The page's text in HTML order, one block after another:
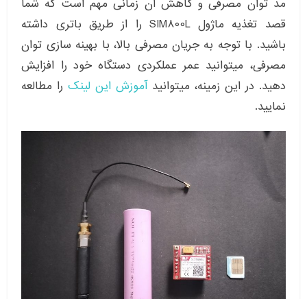
مد توان مصرفی و کاهش آن زمانی مهم است که شما
قصد تغذیه ماژول SIM800L را از طریق باتری داشته
باشید. با توجه به جریان مصرفی بالا، با بهینه سازی توان
مصرفی، میتوانید عمر عملکردی دستگاه خود را افزایش
دهید. در این زمینه، میتوانید آموزش این لینکرا مطالعه
نمایید.